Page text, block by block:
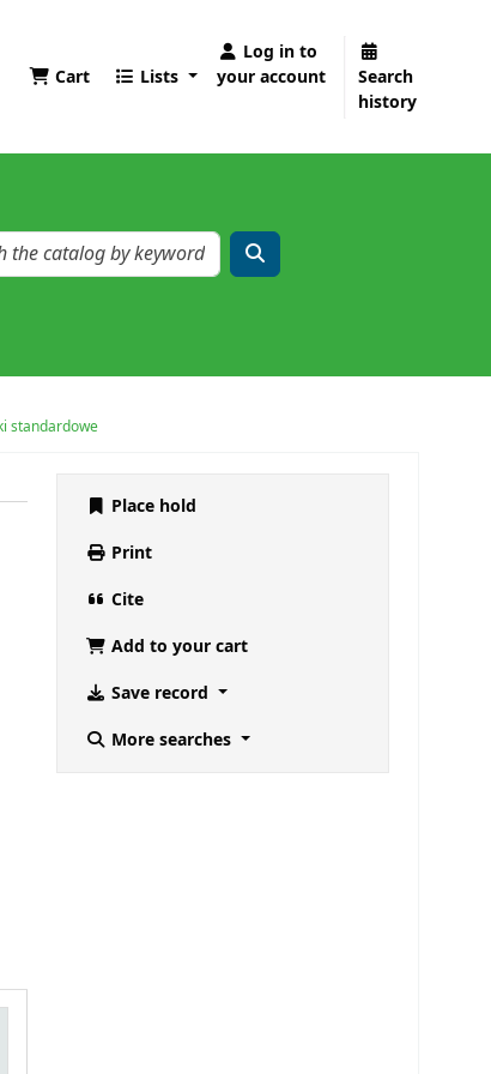
Cart Lists
Log in to
your account
Search
history
standardowe
Place hold
Print
Cite
Add to your cart
Save record
More searches